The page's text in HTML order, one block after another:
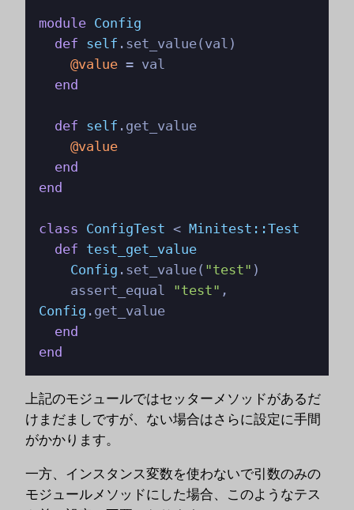
module Config
def self .set_value(val)
@value = val
end
def self .get_value
@value
end
end
class ConfigTest < Minitest::Test
def test_get_value
Config .set_value( "test" )
    assert_equal
"test"
Config .get_value
end
end
上記のモジュールではセッターメソッドがあるだ
けまだましですが、ない場合はさらに設定に手間
がかかります。
一方、インスタンス変数を使わないで引数のみの
モジュールメソッドにした場合、このようなテス